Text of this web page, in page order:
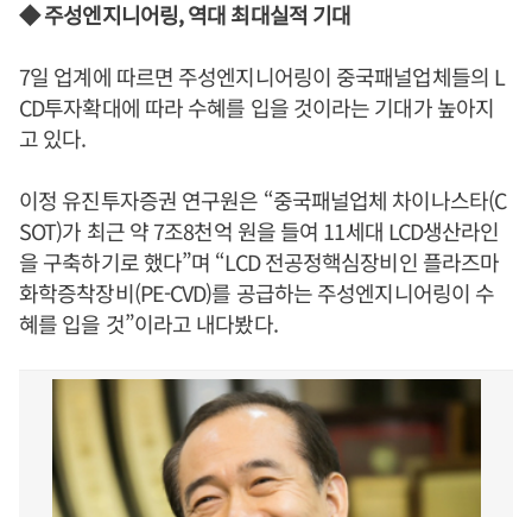
◆ 주성엔지니어링, 역대 최대실적 기대
7일 업계에 따르면 주성엔지니어링이 중국패널업체들의 L
CD투자확대에 따라 수혜를 입을 것이라는 기대가 높아지
고 있다.
이정 유진투자증권 연구원은 “중국패널업체 차이나스타(C
SOT)가 최근 약 7조8천억 원을 들여 11세대 LCD생산라인
을 구축하기로 했다”며 “LCD 전공정핵심장비인 플라즈마
화학증착장비(PE-CVD)를 공급하는 주성엔지니어링이 수
혜를 입을 것”이라고 내다봤다.